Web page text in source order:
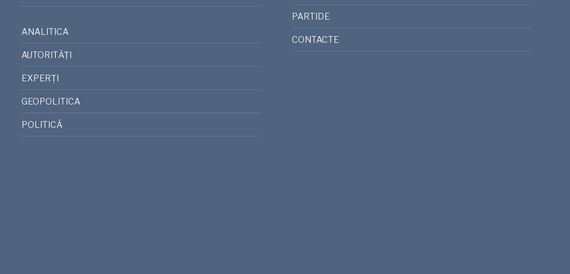
ANALITICA
AUTORITĂȚI
EXPERȚI
GEOPOLITICA
POLITICĂ
PARTIDE
CONTACTE